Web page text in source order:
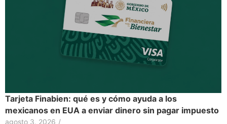
Tarjeta Finabien: qué es y cómo ayuda a los
mexicanos en EUA a enviar dinero sin pagar impuesto
agosto 3, 2026 /